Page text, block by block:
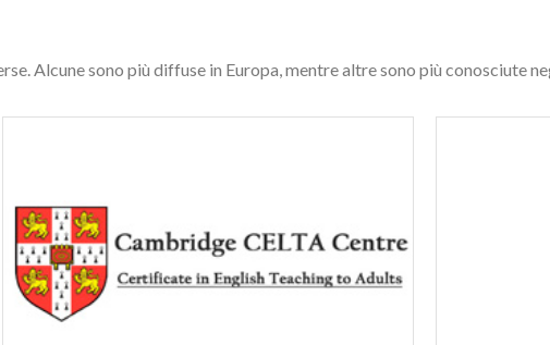
Alcune sono più diffuse in Europa, mentre altre sono più conosciute